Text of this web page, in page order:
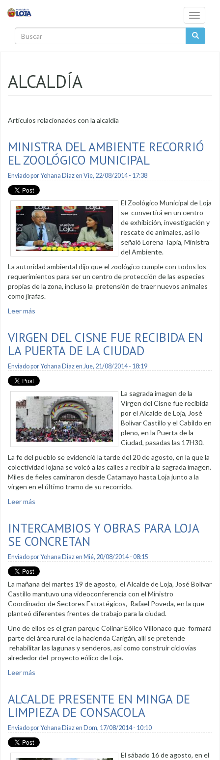
Toggle
ALCALDÍA
Artículos relacionados con la alcaldía
MINISTRA DEL AMBIENTE RECORRIÓ
EL ZOOLÓGICO MUNICIPAL
Enviado porYohana Diazen Vie, 22/08/2014 - 17:38
El Zoológico Municipal de Loja
se convertirá en un centro
de exhibición, investigación y
rescate de animales, así lo
señaló Lorena Tapia, Ministra
del Ambiente.
La autoridad ambiental dijo que el zoológico cumple con todos los
requerimientos para ser un centro de protección de las especies
propias de la zona, incluso la pretensión de traer nuevos animales
como jirafas.
Leer más
VIRGEN DEL CISNE FUE RECIBIDA EN
LA PUERTA DE LA CIUDAD
Enviado porYohana Diazen Jue, 21/08/2014 - 18:19
La sagrada imagen de la
Virgen del Cisne fue recibida
por el Alcalde de Loja, José
Bolívar Castillo y el Cabildo en
pleno, en la Puerta de la
Ciudad, pasadas las 17H30.
La fe del pueblo se evidenció la tarde del 20 de agosto, en la que la
colectividad lojana se volcó a las calles a recibir a la sagrada imagen.
Miles de fieles caminaron desde Catamayo hasta Loja junto a la
virgen en el último tramo de su recorrido.
Leer más
INTERCAMBIOS Y OBRAS PARA LOJA
SE CONCRETAN
Enviado porYohana Diazen Mié, 20/08/2014 - 08:15
La mañana del martes 19 de agosto, el Alcalde de Loja, José Bolívar
Castillo mantuvo una videoconferencia con el Ministro
Coordinador de Sectores Estratégicos, Rafael Poveda, en la que
planteó diferentes frentes de trabajo para la ciudad.
Uno de ellos es el gran parque Colinar Eólico Villonaco que formará
parte del área rural de la hacienda Carigán, allí se pretende
rehabilitar las lagunas y senderos, así como construir ciclovías
alrededor del proyecto eólico de Loja.
Leer más
ALCALDE PRESENTE EN MINGA DE
LIMPIEZA DE CONSACOLA
Enviado porYohana Diazen Dom, 17/08/2014 - 10:10
El sábado 16 de agosto, en el